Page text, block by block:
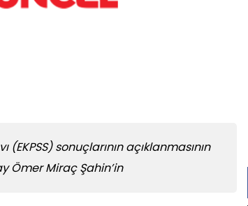
sonuçlarının açıklanmasının
Ömer Miraç Şahin’in